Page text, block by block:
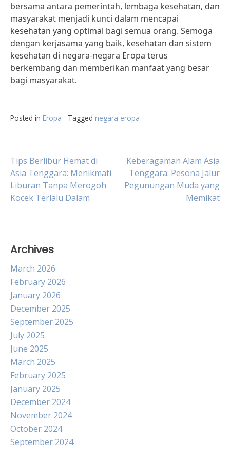
bersama antara pemerintah, lembaga kesehatan, dan
masyarakat menjadi kunci dalam mencapai
kesehatan yang optimal bagi semua orang. Semoga
dengan kerjasama yang baik, kesehatan dan sistem
kesehatan di negara-negara Eropa terus
berkembang dan memberikan manfaat yang besar
bagi masyarakat.
Posted in Eropa Tagged negara eropa
Post
navigation
Tips Berlibur Hemat di
Asia Tenggara: Menikmati
Liburan Tanpa Merogoh
Kocek Terlalu Dalam
Keberagaman Alam Asia
Tenggara: Pesona Jalur
Pegunungan Muda yang
Memikat
Archives
March 2026
February 2026
January 2026
December 2025
September 2025
July 2025
June 2025
March 2025
February 2025
January 2025
December 2024
November 2024
October 2024
September 2024